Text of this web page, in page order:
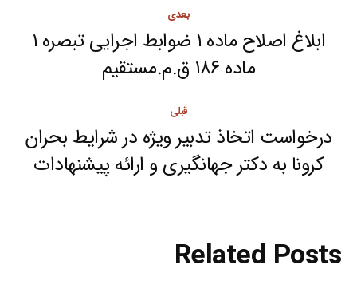
navigation
قبلی
Previous
post:
درخواست اتخاذ تدبیر ویژه در شرایط بحران
کرونا به دکتر جهانگیری و ارائه پیشنهادات
بعدی
Next
post:
ابلاغ اصلاح ماده ۱ ضوابط اجرایی تبصره ۱
ماده ۱۸۶ ق.م.مستقیم
Related Posts